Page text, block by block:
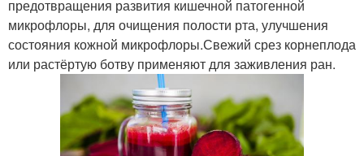
предотвращения развития кишечной патогенной
микрофлоры, для очищения полости рта, улучшения
состояния кожной микрофлоры.Свежий срез корнеплода
или растёртую ботву применяют для заживления ран.